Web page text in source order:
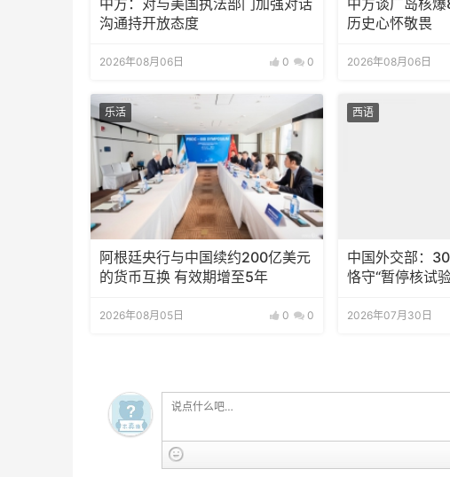
中方：对与美国执法部门加强对话
沟通持开放态度
2026年08月06日 0 0
中方谈广岛核
历史心怀敬畏
2026年08月06日
乐活
阿根廷央行与中国续约200亿美元
的货币互换 有效期增至5年
2026年08月05日 0 0
西语
中国外交部：
恪守“暂停核试
2026年07月30日